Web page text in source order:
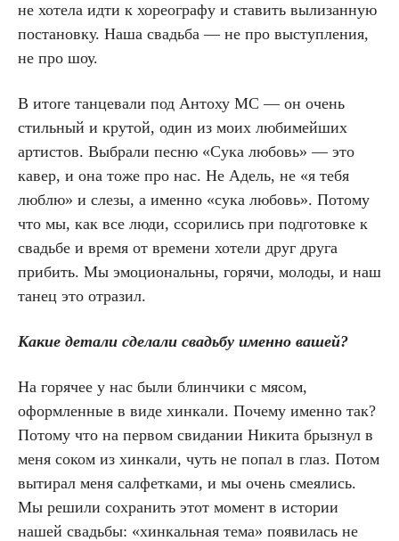
не хотела идти к хореографу и ставить вылизанную
постановку. Наша свадьба — не про выступления,
не про шоу.
В итоге танцевали под Антоху МС — он очень
стильный и крутой, один из моих любимейших
артистов. Выбрали песню «Сука любовь» — это
кавер, и она тоже про нас. Не Адель, не «я тебя
люблю» и слезы, а именно «сука любовь». Потому
что мы, как все люди, ссорились при подготовке к
свадьбе и время от времени хотели друг друга
прибить. Мы эмоциональны, горячи, молоды, и наш
танец это отразил.
Какие детали сделали свадьбу именно вашей?
На горячее у нас были блинчики с мясом,
оформленные в виде хинкали. Почему именно так?
Потому что на первом свидании Никита брызнул в
меня соком из хинкали, чуть не попал в глаз. Потом
вытирал меня салфетками, и мы очень смеялись.
Мы решили сохранить этот момент в истории
нашей свадьбы: «хинкальная тема» появилась не